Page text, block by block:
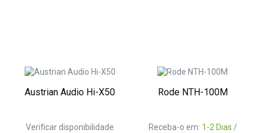
Austrian Audio Hi-X50
Verificar disponibilidade
Rode NTH-100M
Receba-o em: 1-2 Dias /